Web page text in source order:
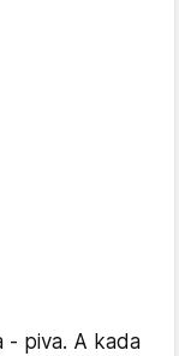
- piva. A kada